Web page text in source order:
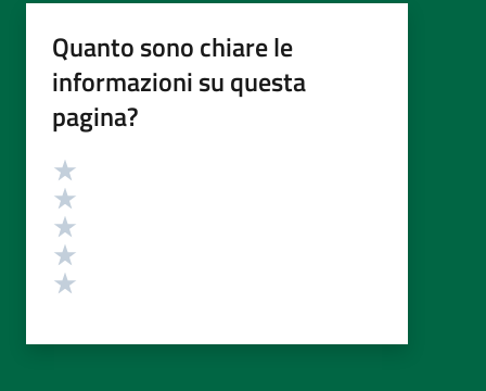
Quanto sono chiare le
informazioni su questa
pagina?
Valutazione